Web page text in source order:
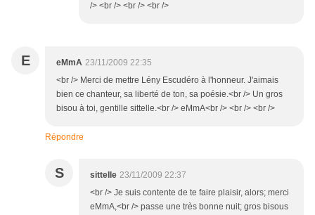
/> <br /> <br /> <br />
E eMmA 23/11/2009 22:35
<br /> Merci de mettre Lény Escudéro à l'honneur. J'aimais
bien ce chanteur, sa liberté de ton, sa poésie.<br /> Un gros
bisou à toi, gentille sittelle.<br /> eMmA<br /> <br /> <br />
Répondre
S sittelle 23/11/2009 22:37
<br /> Je suis contente de te faire plaisir, alors; merci
eMmA,<br /> passe une très bonne nuit; gros bisous